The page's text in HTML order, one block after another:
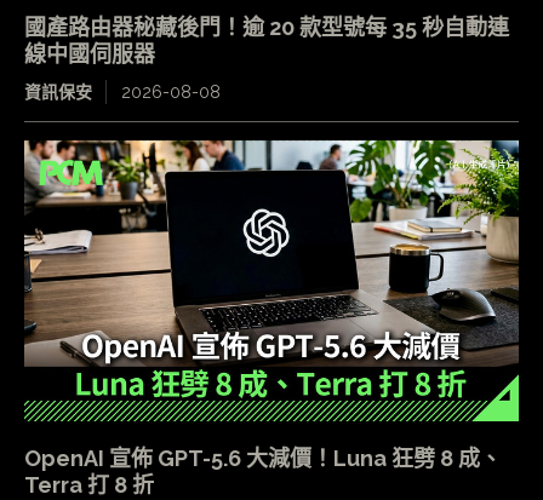
國產路由器秘藏後門！逾 20 款型號每 35 秒自動連
線中國伺服器
資訊保安 2026-08-08
OpenAI 宣佈 GPT-5.6 大減價！Luna 狂劈 8 成、
Terra 打 8 折